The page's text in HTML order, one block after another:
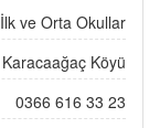
İlk ve Orta Okullar
Karacaağaç Köyü
0366 616 33 23